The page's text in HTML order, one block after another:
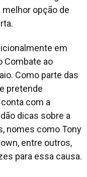
melhor opção de
em
Combate ao
Como parte das
pretende
com a
dicas sobre a
nomes como Tony
entre outros,
para essa causa.